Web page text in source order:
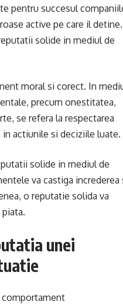
pentru succesul
active pe care il detine.
solide in mediul de
moral si corect. In
precum onestitatea,
se refera la respectarea
actiunile si deciziile luate.
solide in mediul de
va castiga increderea
o reputatie solida va
unei
comportament